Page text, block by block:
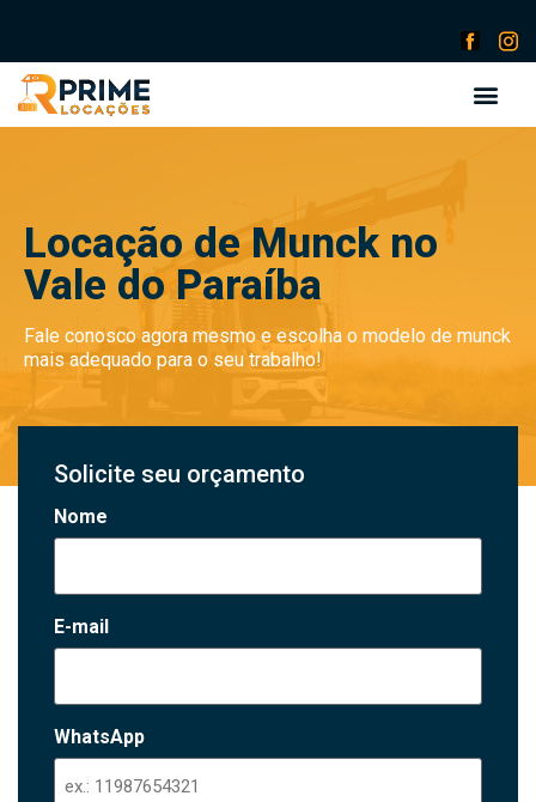
Locação de Munck no
Vale do Paraíba
Fale conosco agora mesmo e escolha o modelo de munck
mais adequado para o seu trabalho!
Solicite seu orçamento
Nome
E-mail
WhatsApp